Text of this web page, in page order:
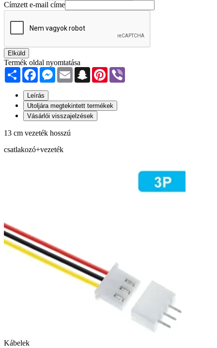
Címzett e-mail címe
Elküld
Termék oldal nyomtatása
Share FacebookMessenger
Email SnapchatPinterest
Leírás
Utoljára megtekintett termékek
Vásárlói visszajelzések
13 cm vezeték hosszú
csatlakozó+vezeték
Kábelek